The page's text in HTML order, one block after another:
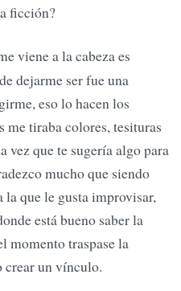
ficción?
viene a la cabeza es
dejarme ser fue una
eso lo hacen los
me tiraba colores, tesituras
vez que te sugería algo para
mucho que siendo
la que le gusta improvisar,
está bueno saber la
momento traspase la
crear un vínculo.